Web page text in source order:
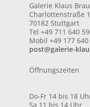
Galerie Klaus
Charlottenstraße
70182 Stuttgart
Tel +49 711 640
Mobil +49 177
post@galerie-
Öffnungszeiten
Do-Fr 14 bis 18
Sa 11 bis 14 Uhr